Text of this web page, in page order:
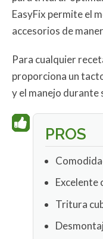
EasyFix permite el
accesorios de
Para cualquier
proporciona un
y el manejo durante
PROS
Excelente
Tritura